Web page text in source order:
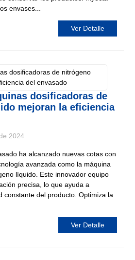
envases...
Ver Detalle
dosificadoras de
mejoran la eficiencia
2024
ha alcanzado nuevas cotas con
avanzada como la máquina
líquido. Este innovador equipo
precisa, lo que ayuda a
constante del producto. Optimiza la
Ver Detalle